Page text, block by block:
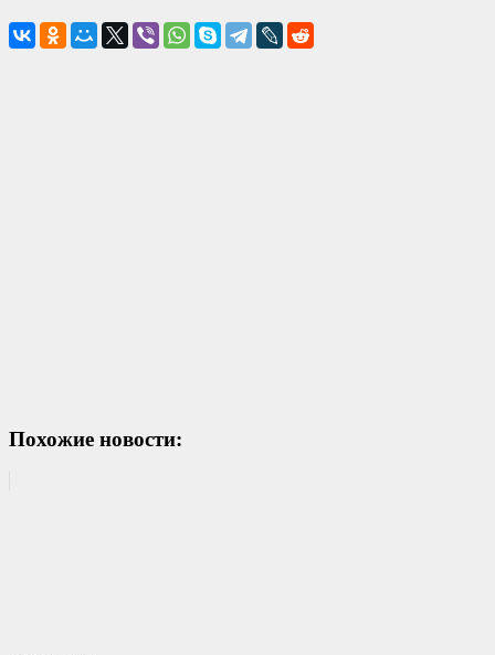
Похожие новости: